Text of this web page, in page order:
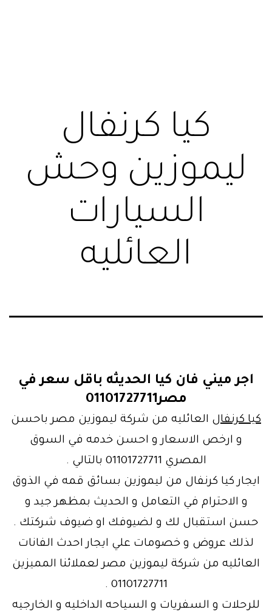
كيا كرنفال
ليموزين وحش
السيارات
العائليه
اجر ميني فان كيا الحديثه باقل سعر في
مصر01101727711
كيا كرنفال العائليه من شركة ليموزين مصر باحسن
و ارخص الاسعار و احسن خدمه في السوق
المصري 01101727711 بالتالي .
ايجار كيا كرنفال من ليموزين بسائق قمه في الذوق
و الاحترام في التعامل و الحديث بمظهر جيد و
حسن استقبال لك و لضيوفك او ضيوف شركتك .
لذلك عروض و خصومات علي ايجار احدث الفانات
العائليه من شركة ليموزين مصر لعملائنا المميزين
01101727711 .
للرحلات و السفريات و السياحه الداخليه و الخارجيه